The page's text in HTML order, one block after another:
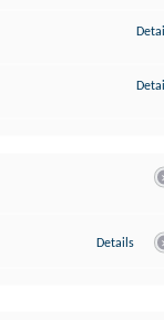
Details zu